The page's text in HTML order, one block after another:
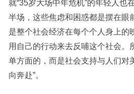
就“35岁大场中年危机”的年轻人也
半场，这些焦虑和困惑都是摆在眼
是整个社会经济在每个个人身上的
用自己的行动来去反哺这个社会。
单方面的，而是社会支持与人们对
向奔赴”。